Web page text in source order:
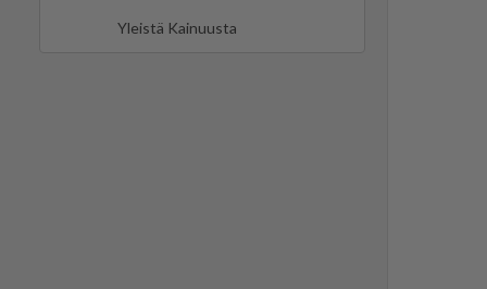
Yleistä Kainuusta